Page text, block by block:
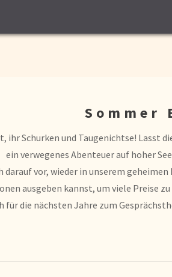
Sommer
ihr Schurken und Taugenichtse! Lasst
ein verwegenes Abenteuer auf hoher
darauf vor, wieder in unserem
ausgeben kannst, um viele Preise
für die nächsten Jahre zum